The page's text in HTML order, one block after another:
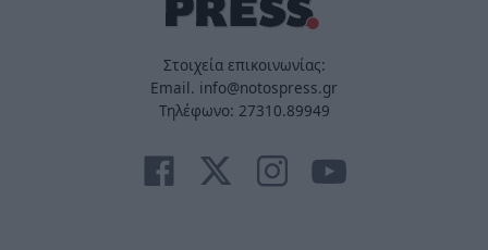
Στοιχεία επικοινωνίας:
Email. info@notospress.gr
Τηλέφωνο: 27310.89949